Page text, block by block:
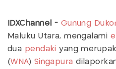
IDXChannel - Gunung
Maluku Utara, mengalami
dua pendaki yang
(WNA) Singapura